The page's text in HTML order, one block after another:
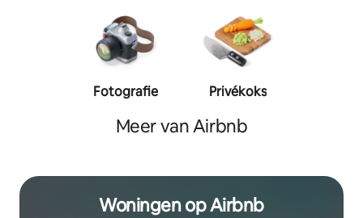
Fotografie Privékoks
Meer van Airbnb
Woningen op Airbnb